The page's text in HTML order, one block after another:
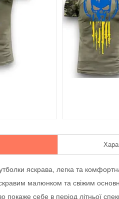
яскрава, легка та
малюнком та свіжим
себе в період літньої